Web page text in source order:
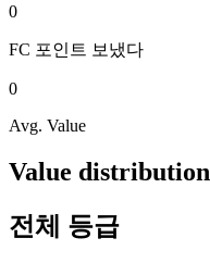
0
FC 포인트 보냈다
0
Avg. Value
Value distribution
전체 등급